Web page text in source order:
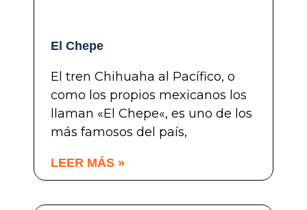
El Chepe
El tren Chihuaha al Pacífico, o
como los propios mexicanos los
llaman «El Chepe«, es uno de los
más famosos del país,
LEER MÁS »